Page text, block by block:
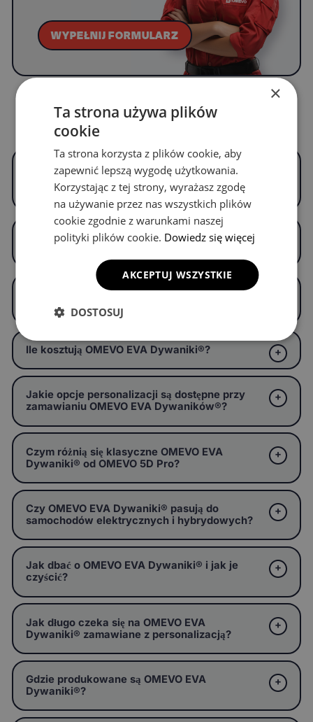
WYPEŁNIJ FORMULARZ
Częste pytania
Czym są OMEVO EVA Dywaniki® i czym
różnią się od zwykłych dywaników
samochodowych?
Z czego wykonane są OMEVO EVA
Dywaniki® i czy materiał jest bezpieczny?
Jak bardzo OMEVO EVA Dywaniki® są
dopasowane do mojego samochodu?
Ile kosztują OMEVO EVA Dywaniki®?
Jakie opcje personalizacji są dostępne przy
zamawianiu OMEVO EVA Dywaników®?
Czym różnią się klasyczne OMEVO EVA
Dywaniki® od OMEVO 5D Pro?
Czy OMEVO EVA Dywaniki® pasują do
samochodów elektrycznych i hybrydowych?
Jak dbać o OMEVO EVA Dywaniki® i jak je
czyścić?
Jak długo czeka się na OMEVO EVA
Dywaniki® zamawiane z personalizacją?
Gdzie produkowane są OMEVO EVA
Dywaniki®?
×
Ta strona używa plików
cookie
Ta strona korzysta z plików cookie, aby
zapewnić lepszą wygodę użytkowania.
Korzystając z tej strony, wyrażasz zgodę
na używanie przez nas wszystkich plików
cookie zgodnie z warunkami naszej
polityki plików cookie. Dowiedz się więcej
AKCEPTUJ WSZYSTKIE
DOSTOSUJ